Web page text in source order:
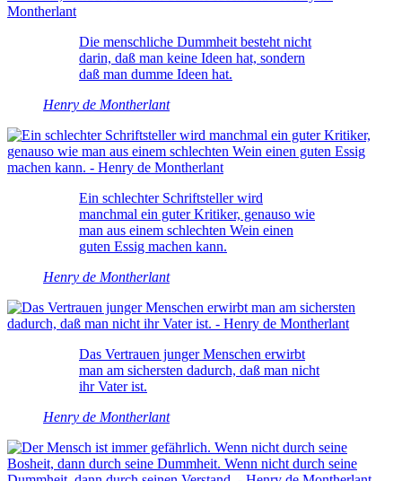
Die menschliche Dummheit besteht nicht
darin, daß man keine Ideen hat, sondern
daß man dumme Ideen hat.
Henry de Montherlant
Ein schlechter Schriftsteller wird
manchmal ein guter Kritiker, genauso wie
man aus einem schlechten Wein einen
guten Essig machen kann.
Henry de Montherlant
Das Vertrauen junger Menschen erwirbt
man am sichersten dadurch, daß man nicht
ihr Vater ist.
Henry de Montherlant